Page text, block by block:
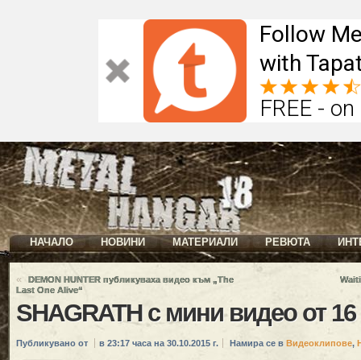
Follow
with
FREE -
НАЧАЛО НОВИНИ МАТЕРИАЛИ РЕВЮТА
«
DEMON HUNTER публикуваха видео към „The
Last One Alive“
SHAGRATH с мини видео от
Публикувано от в 23:17 часа на 30.10.2015 г. Намира се в Видеоклипове,